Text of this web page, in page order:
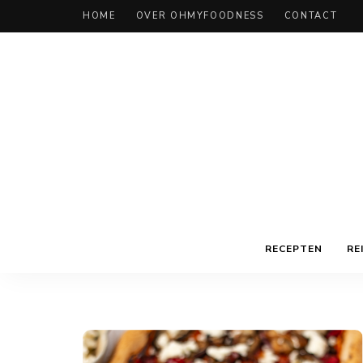
HOME OVER OHMYFOODNESS CONTACT
RECEPTEN